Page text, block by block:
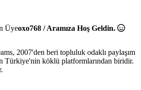
Üyeoxo768 / Aramıza Hoş Geldin.
2007'den beri topluluk odaklı paylaşım
Türkiye'nin köklü platformlarından biridir.